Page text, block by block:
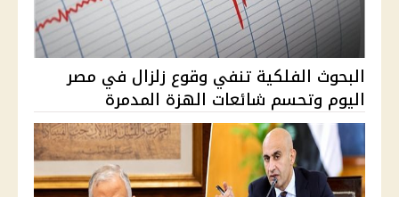
البحوث الفلكية تنفي وقوع زلزال في مصر
اليوم وتحسم شائعات الهزة المدمرة